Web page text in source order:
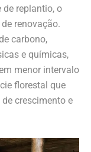
de replantio, o
renovação.
carbono,
e químicas,
menor intervalo
florestal que
crescimento e